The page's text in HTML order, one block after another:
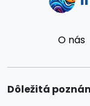
O nás
Dôležitá